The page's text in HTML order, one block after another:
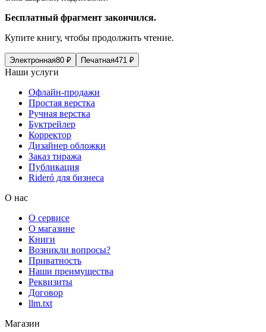
Бесплатный фрагмент закончился.
Купите книгу, чтобы продолжить чтение.
Электронная80 ₽ Печатная471 ₽
Наши услуги
Офлайн-продажи
Простая верстка
Ручная верстка
Буктрейлер
Корректор
Дизайнер обложки
Заказ тиража
Публикация
Rideró для бизнеса
О нас
О сервисе
О магазине
Книги
Возникли вопросы?
Приватность
Наши преимущества
Реквизиты
Договор
llm.txt
Магазин